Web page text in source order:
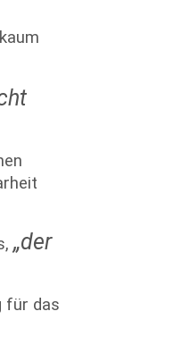
„der
für das